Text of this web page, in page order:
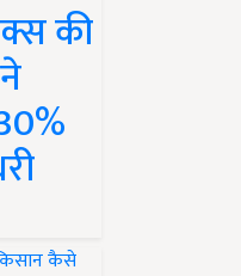
की